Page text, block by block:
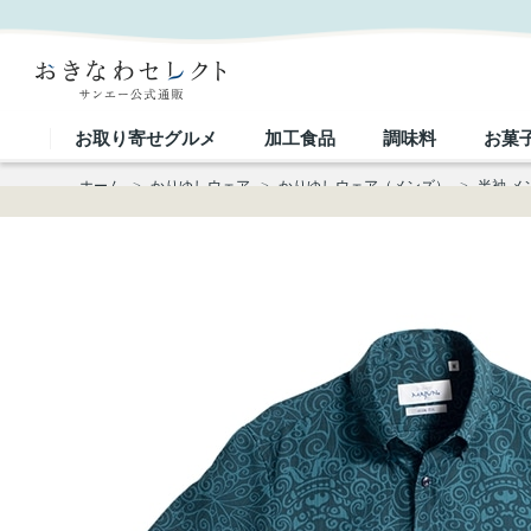
お取り寄せグルメ 加工食品 調味料 お菓
ホーム > かりゆしウェア > かりゆしウェア（メンズ） > 半袖 メ